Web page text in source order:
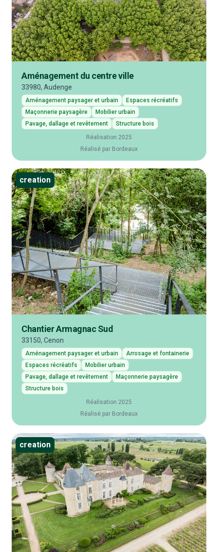
Aménagement du centre ville
33980, Audenge
Aménagement paysager et urbain
Espaces récréatifs
Maçonnerie paysagère
Mobilier urbain
Pavage, dallage et revêtement
Structure bois
Réalisation 2025
Réalisé par Bordeaux
creation
Chantier Armagnac Sud
33150, Cenon
Aménagement paysager et urbain
Arrosage et fontainerie
Espaces récréatifs
Mobilier urbain
Pavage, dallage et revêtement
Maçonnerie paysagère
Structure bois
Réalisation 2025
Réalisé par Bordeaux
creation